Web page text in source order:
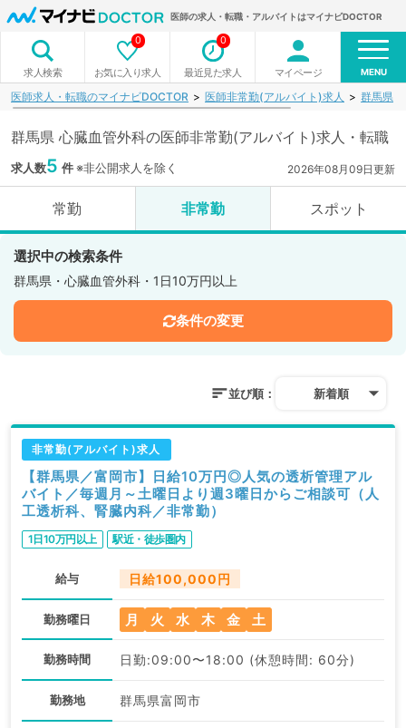
医師の求人・転職・アルバイトはマイナビDOCTOR
求人検索 お気に入り求人
0
最近見た求人
0
マイページ MENU
医師求人・転職のマイナビDOCTOR 医師非常勤(アルバイト)求人 群馬県
群馬県 心臓血管外科の医師非常勤(アルバイト)求人・転職
求人数5 件※非公開求人を除く 2026年08月09日更新
常勤 非常勤 スポット
選択中の検索条件
群馬県・心臓血管外科・1日10万円以上
条件の変更
並び順： 新着順
非常勤(アルバイト)求人
【群馬県／富岡市】日給10万円◎人気の透析管理アル
バイト／毎週月～土曜日より週3曜日からご相談可（人
工透析科、腎臓内科／非常勤）
1日10万円以上 駅近・徒歩圏内
給与 日給100,000円
勤務曜日 月 火 水 木 金 土
勤務時間 日勤:09:00〜18:00 (休憩時間: 60分)
勤務地 群馬県富岡市